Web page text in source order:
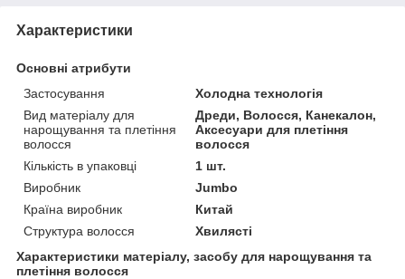
Характеристики
Основні атрибути
Застосування
Холодна технологія
Вид матеріалу для
нарощування та плетіння
волосся
Дреди, Волосся, Канекалон,
Аксесуари для плетіння
волосся
Кількість в упаковці
1 шт.
Виробник
Jumbo
Країна виробник
Китай
Структура волосся
Хвилясті
Характеристики матеріалу, засобу для нарощування та
плетіння волосся